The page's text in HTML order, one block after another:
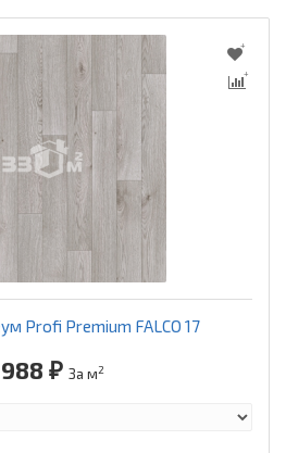
Profi Premium FALCO 17
988 ₽ За м2